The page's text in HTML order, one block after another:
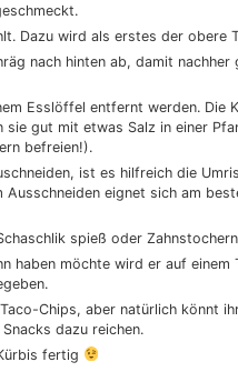
Dazu wird als erstes der obere
nach hinten ab, damit nachher
Esslöffel entfernt werden. Die
sie gut mit etwas Salz in einer
befreien!).
ist es hilfreich die
eignet sich am
spieß oder
haben möchte wird er auf
Chips, aber natürlich könnt
dazu reichen.
fertig